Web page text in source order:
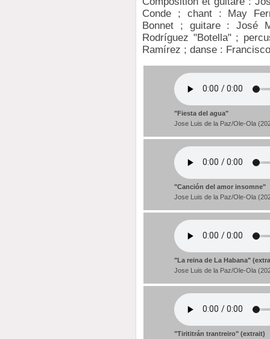
Conde ; chant : May
Bonnet ; guitare : José
Rodríguez "Botella" ;
Ramírez ; danse :
"Fiesta del agua"
Jose Luis de la Paz/Ole-Ola
"Canción del amor insomne"
Jose Luis de la Paz/Ole-Ola
"La reina de La Habana"
Jose Luis de la Paz/Ole-Ola
"Tirititrán trantreiro" (extrait)